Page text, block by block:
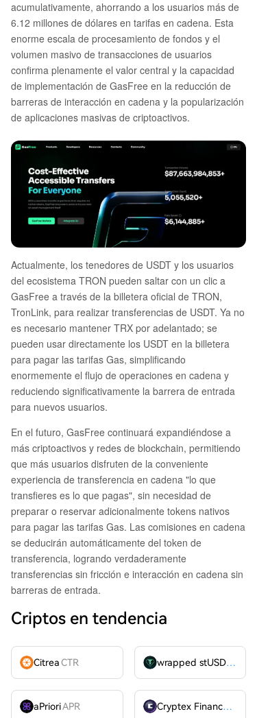
acumulativamente, ahorrando a los usuarios más de
6.12 millones de dólares en tarifas en cadena. Esta
enorme escala de procesamiento de fondos y el
volumen masivo de transacciones de usuarios
confirma plenamente el valor central y la capacidad
de implementación de GasFree en la reducción de
barreras de interacción en cadena y la popularización
de aplicaciones masivas de criptoactivos.
Actualmente, los tenedores de USDT y los usuarios
del ecosistema TRON pueden saltar con un clic a
GasFree a través de la billetera oficial de TRON,
TronLink, para realizar transferencias de USDT. Ya no
es necesario mantener TRX por adelantado; se
pueden usar directamente los USDT en la billetera
para pagar las tarifas Gas, simplificando
enormemente el flujo de operaciones en cadena y
reduciendo significativamente la barrera de entrada
para nuevos usuarios.
En el futuro, GasFree continuará expandiéndose a
más criptoactivos y redes de blockchain, permitiendo
que más usuarios disfruten de la conveniente
experiencia de transferencia en cadena "lo que
transfieres es lo que pagas", sin necesidad de
preparar o reservar adicionalmente tokens nativos
para pagar las tarifas Gas. Las comisiones en cadena
se deducirán automáticamente del token de
transferencia, logrando verdaderamente
transferencias sin fricción e interacción en cadena sin
barreras de entrada.
Criptos en tendencia
CitreaCTR wrapped stUSDT
aPrioriAPR Cryptex FinanceCTX